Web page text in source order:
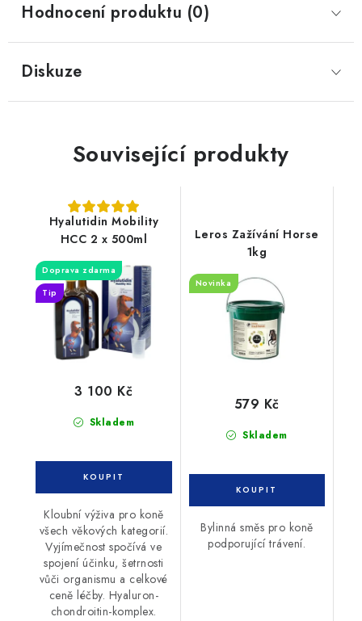
Hodnocení produktu (0)
Diskuze
Související produkty
Hyalutidin Mobility
HCC 2 x 500ml
Doprava zdarma
Tip
Skladem
3 100 Kč
Kloubní výživa pro koně
všech věkových kategorií.
Vyjímečnost spočívá ve
spojení účinku, šetrnosti
vůči organismu a celkové
ceně léčby. Hyaluron-
chondroitin-komplex.
Leros Zažívání Horse
1kg
Novinka
Skladem
579 Kč
Bylinná směs pro koně
podporující trávení.